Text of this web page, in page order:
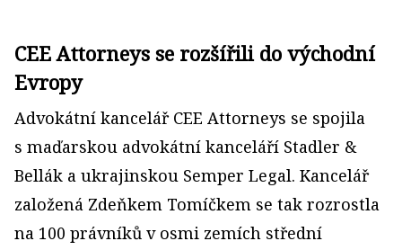
CEE Attorneys se rozšířili do východní
Evropy
Advokátní kancelář CEE Attorneys se spojila
s maďarskou advokátní kanceláří Stadler &
Bellák a ukrajinskou Semper Legal. Kancelář
založená Zdeňkem Tomíčkem se tak rozrostla
na 100 právníků v osmi zemích střední